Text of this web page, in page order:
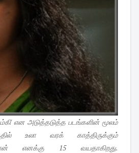
என அடுத்தடுத்த படங்களின் மூலம்
உலா வரக் காத்திருக்கும்
எனக்கு 15 வயதாகிறது.